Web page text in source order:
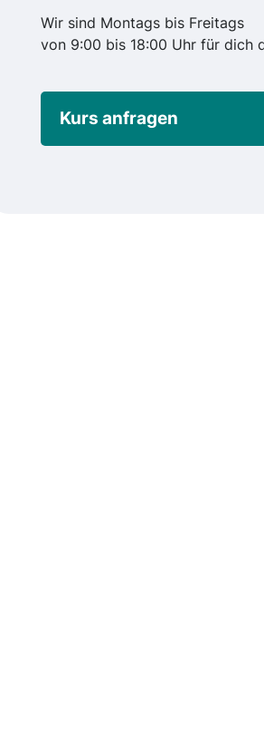
Wir sind Montags bis Freitags
von 9:00 bis 18:00 Uhr für dich
Kurs anfragen